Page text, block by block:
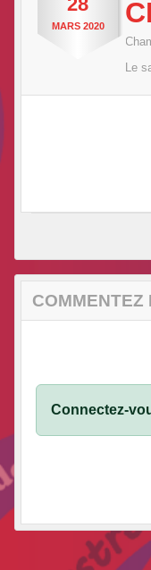
MARS 2020
Le
COMMENTEZ
Connectez-